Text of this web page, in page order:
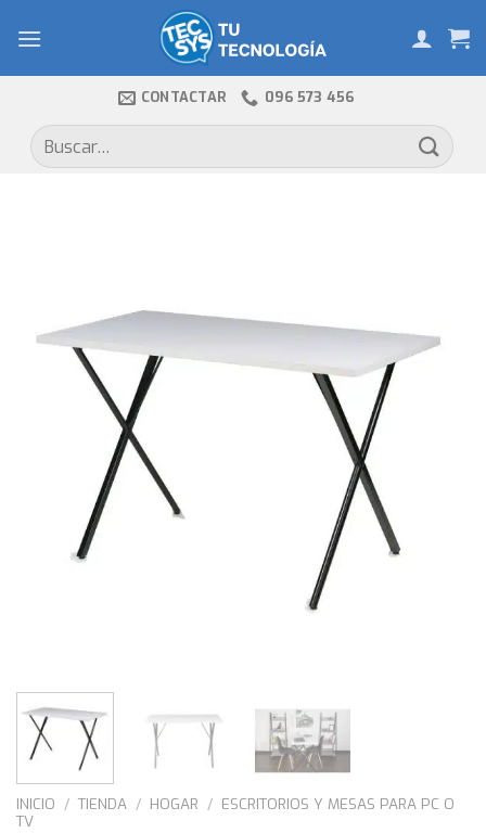
CONTACTAR 096 573 456
Buscar
por:
INICIO / TIENDA / HOGAR / ESCRITORIOS Y MESAS PARA PC O
TV